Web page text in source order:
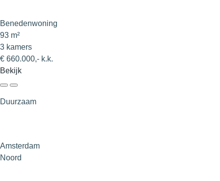
Benedenwoning
93 m²
3 kamers
€ 660.000,- k.k.
Bekijk
Duurzaam
Amsterdam
Noord